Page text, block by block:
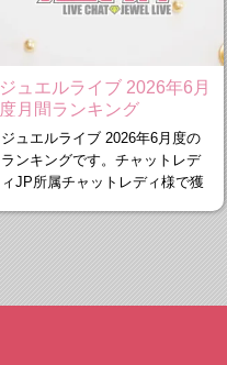
ジュエルライブ 2026年6月
度月間ランキング
ジュエルライブ 2026年6月度の
ランキングです。チャットレデ
ィJP所属チャットレディ様で獲